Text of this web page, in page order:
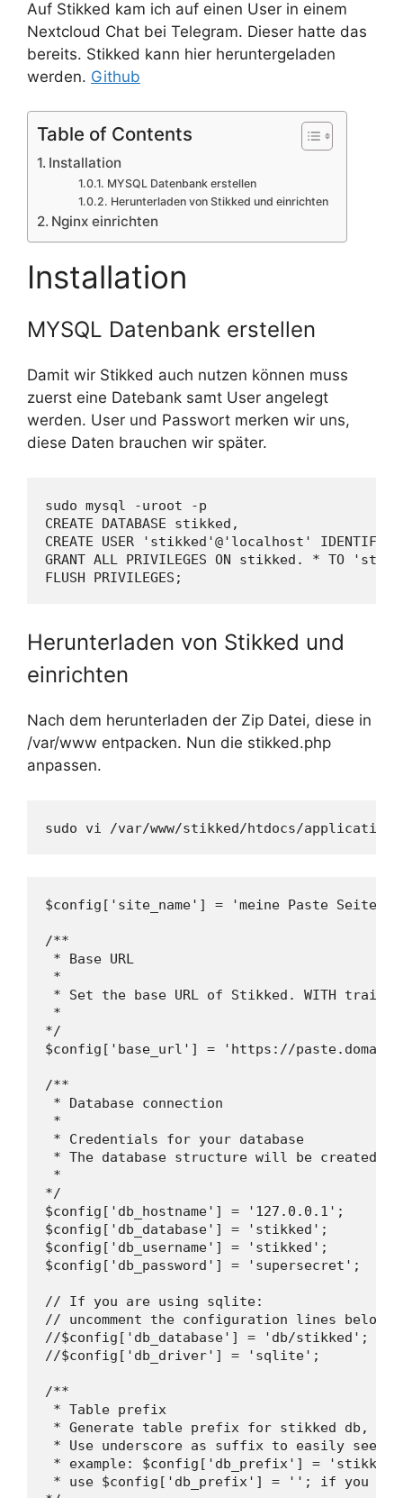
Auf Stikked kam ich auf einen User in einem
Nextcloud Chat bei Telegram. Dieser hatte das
bereits. Stikked kann hier heruntergeladen
werden. Github
Table of Contents
Installation
MYSQL Datenbank erstellen
Herunterladen von Stikked und einrichten
Nginx einrichten
Installation
MYSQL Datenbank erstellen
Damit wir Stikked auch nutzen können muss
zuerst eine Datebank samt User angelegt
werden. User und Passwort merken wir uns,
diese Daten brauchen wir später.
sudo mysql -uroot -p
CREATE DATABASE stikked,
CREATE USER 'stikked'@'localhost'
GRANT ALL PRIVILEGES ON stikked. * TO
FLUSH PRIVILEGES;
Herunterladen von Stikked und
einrichten
Nach dem herunterladen der Zip Datei, diese in
/var/www entpacken. Nun die stikked.php
anpassen.
sudo vi /var/www/stikked/htdocs/
$config['site_name'] = 'meine Paste Seite';
/**
* Base URL
*
* Set the base URL of Stikked. WITH
*
*/
$config['base_url'] = 'https://
/**
* Database connection
*
* Credentials for your database
* The database structure will be created
*
*/
$config['db_hostname'] = '127.0.0.1';
$config['db_database'] = 'stikked';
$config['db_username'] = 'stikked';
$config['db_password'] = 'supersecret';
// If you are using sqlite:
// uncomment the configuration lines below.
//$config['db_database'] = 'db/stikked'; //
//$config['db_driver'] = 'sqlite';
/**
* Table prefix
* Generate table prefix for stikked db,
* Use underscore as suffix to easily see
* example: $config['db_prefix'] =
* use $config['db_prefix'] = ''; if you